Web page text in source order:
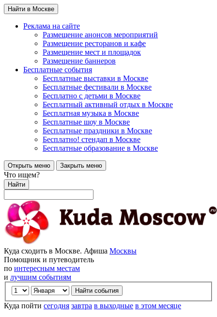
Найти в Москве
Реклама на сайте
Размещение анонсов мероприятий
Размещение ресторанов и кафе
Размещение мест и площадок
Размещение баннеров
Бесплатные события
Бесплатные выставки в Москве
Бесплатные фестивали в Москве
Бесплатно с детьми в Москве
Бесплатный активный отдых в Москве
Бесплатная музыка в Москве
Бесплатные шоу в Москве
Бесплатные праздники в Москве
Бесплатно! стендап в Москве
Бесплатные образование в Москве
Открыть меню Закрыть меню
Что ищем?
Найти
Куда сходить в Москве. Афиша Москвы
Помощник и путеводитель
по интересным местам
и лучшим событиям
Куда пойти сегодня завтра в выходные в этом месяце